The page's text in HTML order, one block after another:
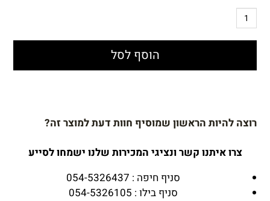
הוסף לסל
רוצה להיות הראשון שמוסיף חוות דעת למוצר זה?
צרו איתנו קשר ונציגי המכירות שלנו ישמחו לסייע
סניף חיפה : 054-5326437
סניף בילו : 054-5326105